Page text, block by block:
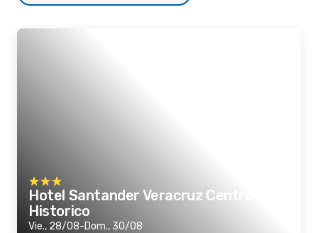
Hotel Santander Veracruz Centro
Historico
Vie., 28/08-Dom., 30/08